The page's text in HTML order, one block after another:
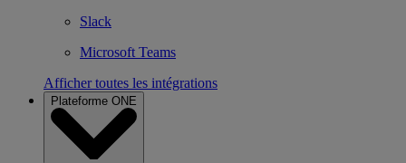
Slack
Microsoft Teams
Afficher toutes les intégrations
Plateforme ONE